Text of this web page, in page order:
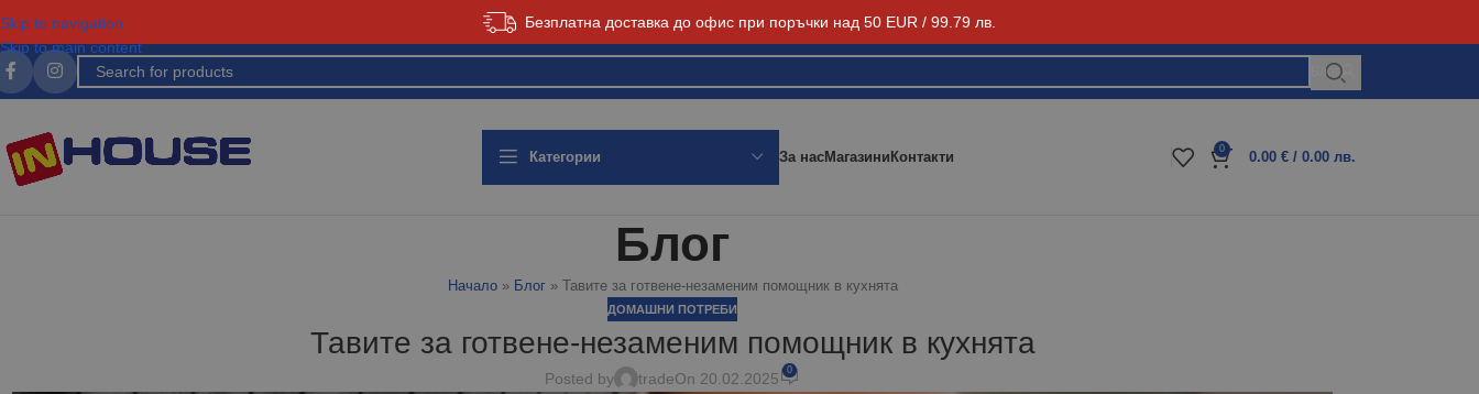
Безплатна доставка до офис при поръчки над 50 EUR / 99.79 лв.
Skip to navigation
Skip to main content
Блог
Категории За насМагазиниКонтакти 0
0.00 € / 0.00 лв.
Блог
Начало» Блог» Тавите за готвене-незаменим помощник в кухнята
ДОМАШНИ ПОТРЕБИ
Тавите за готвене-незаменим помощник в кухнята
Posted by tradeOn 20.02.2025 0